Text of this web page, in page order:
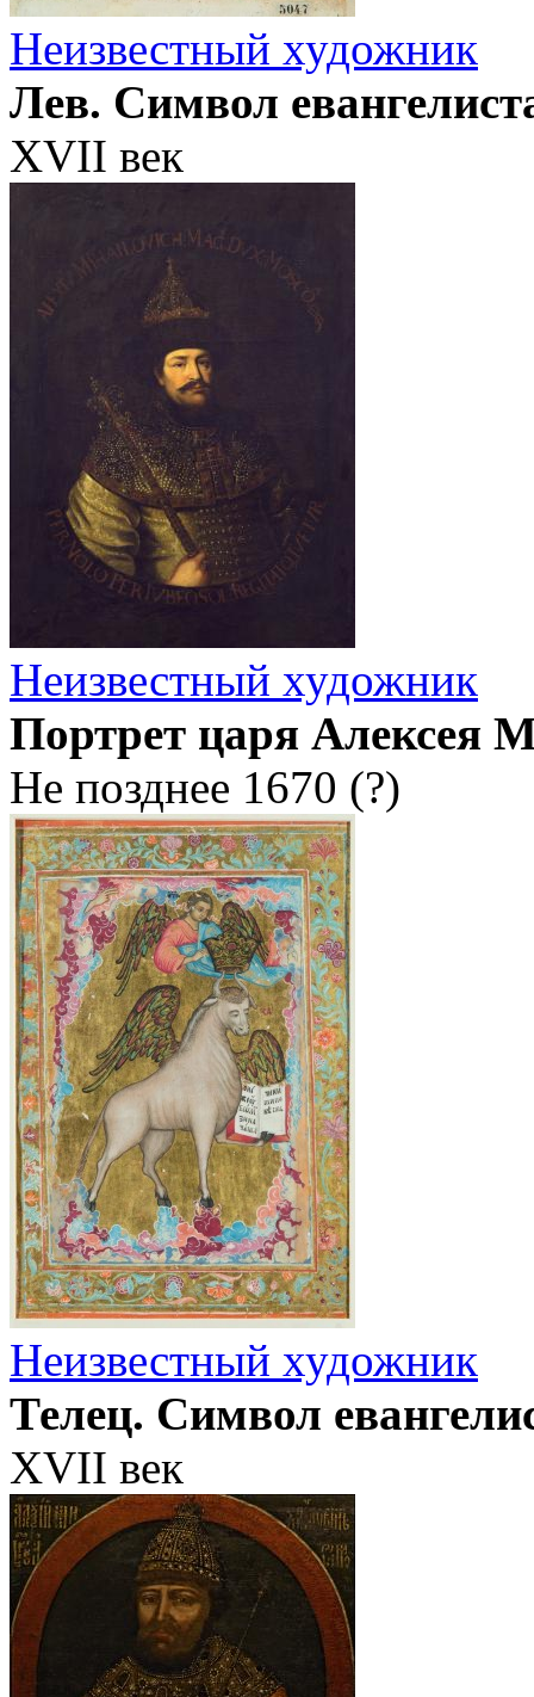
Неизвестный художник
Лев. Символ
XVII век
Неизвестный художник
Портрет царя Алексея
Не позднее 1670 (?)
Неизвестный художник
Телец. Символ
XVII век